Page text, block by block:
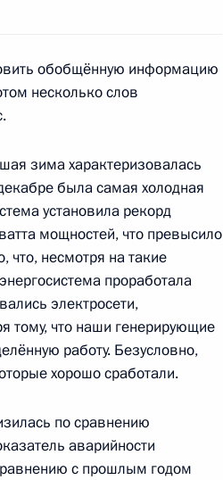
обобщённую информацию
несколько слов
зима характеризовалась
была самая холодная
установила рекорд
мощностей, что превысило
что, несмотря на такие
проработала
электросети,
тому, что наши генерирующие
работу. Безусловно,
хорошо сработали.
по сравнению
аварийности
с прошлым годом